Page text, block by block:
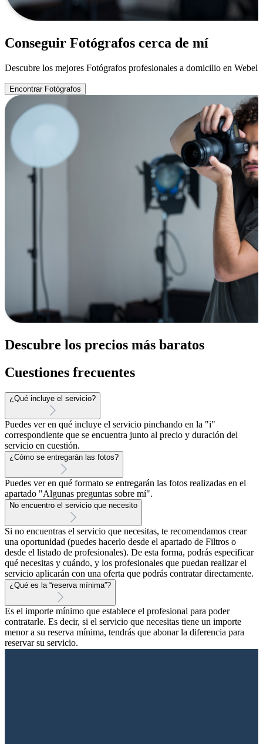
Conseguir Fotógrafos cerca de mí
Descubre los mejores Fotógrafos profesionales a domicilio en Webel
Encontrar Fotógrafos
Descubre los precios más baratos
Cuestiones frecuentes
¿Qué incluye el servicio?
Puedes ver en qué incluye el servicio pinchando en la "i"
correspondiente que se encuentra junto al precio y duración del
servicio en cuestión.
¿Cómo se entregarán las fotos?
Puedes ver en qué formato se entregarán las fotos realizadas en el
apartado "Algunas preguntas sobre mí".
No encuentro el servicio que necesito
Si no encuentras el servicio que necesitas, te recomendamos crear
una oportunidad (puedes hacerlo desde el apartado de Filtros o
desde el listado de profesionales). De esta forma, podrás especificar
qué necesitas y cuándo, y los profesionales que puedan realizar el
servicio aplicarán con una oferta que podrás contratar directamente.
¿Qué es la “reserva mínima”?
Es el importe mínimo que establece el profesional para poder
contratarle. Es decir, si el servicio que necesitas tiene un importe
menor a su reserva mínima, tendrás que abonar la diferencia para
reservar su servicio.